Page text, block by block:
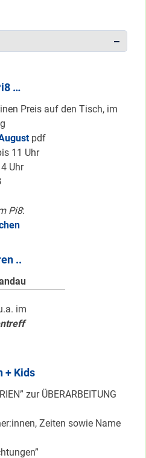
…
Preis auf den Tisch, im
pdf
11 Uhr
Uhr
Pi8:
..
im
+ Kids
zur ÜBERARBEITUNG
Zeiten sowie Name